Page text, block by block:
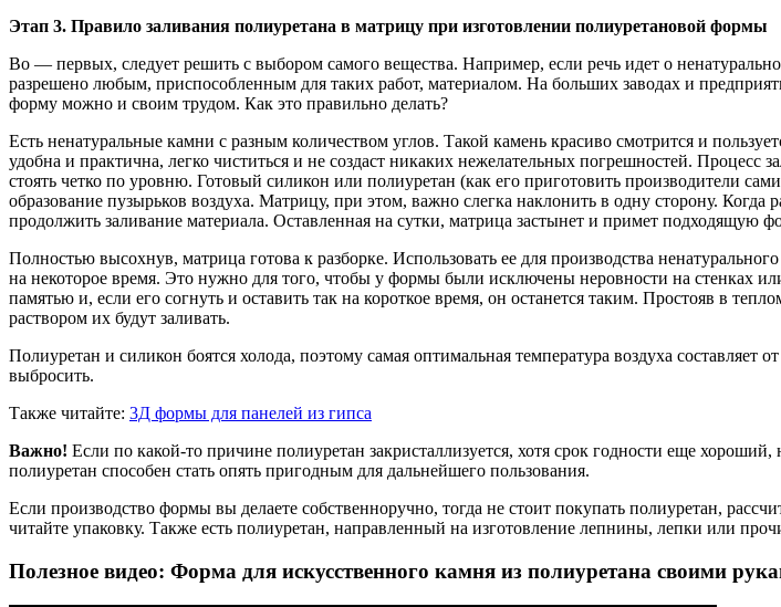
Этап 3. Правило заливания полиуретана в матрицу при изготовлении полиуретановой формы
Во — первых, следует решить с выбором самого вещества. Например, если речь идет о
разрешено любым, приспособленным для таких работ, материалом. На больших заводах и
форму можно и своим трудом. Как это правильно делать?
Есть ненатуральные камни с разным количеством углов. Такой камень красиво смотрится и
удобна и практична, легко чиститься и не создаст никаких нежелательных погрешностей. Процесс
стоять четко по уровню. Готовый силикон или полиуретан (как его приготовить производители
образование пузырьков воздуха. Матрицу, при этом, важно слегка наклонить в одну сторону.
продолжить заливание материала. Оставленная на сутки, матрица застынет и примет подходящую
Полностью высохнув, матрица готова к разборке. Использовать ее для производства
на некоторое время. Это нужно для того, чтобы у формы были исключены неровности на стенках
памятью и, если его согнуть и оставить так на короткое время, он останется таким. Простояв в
раствором их будут заливать.
Полиуретан и силикон боятся холода, поэтому самая оптимальная температура воздуха составляет
выбросить.
Также читайте: 3Д формы для панелей из гипса
Важно! Если по какой-то причине полиуретан закристаллизуется, хотя срок годности еще
полиуретан способен стать опять пригодным для дальнейшего пользования.
Если производство формы вы делаете собственноручно, тогда не стоит покупать полиуретан,
читайте упаковку. Также есть полиуретан, направленный на изготовление лепнины, лепки или
Полезное видео: Форма для искусственного камня из полиуретана своими